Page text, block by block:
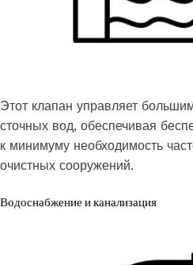
Этот клапан управляет
сточных вод, обеспечивая
к минимуму необходимость
очистных сооружений.
Водоснабжение и канализация